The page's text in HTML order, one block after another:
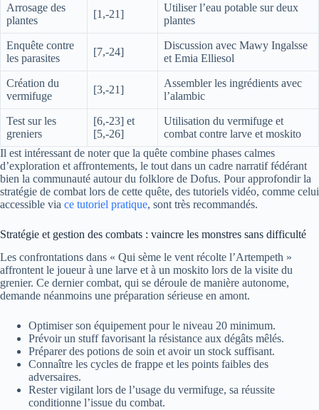
Arrosage des
plantes
[1,-21]
Utiliser l’eau potable sur deux
plantes
Enquête contre
les parasites
[7,-24]
Discussion avec Mawy Ingalsse
et Emia Elliesol
Création du
vermifuge
[3,-21]
Assembler les ingrédients avec
l’alambic
Test sur les
greniers
[6,-23] et
[5,-26]
Utilisation du vermifuge et
combat contre larve et moskito
Il est intéressant de noter que la quête combine phases calmes
d’exploration et affrontements, le tout dans un cadre narratif fédérant
bien la communauté autour du folklore de Dofus. Pour approfondir la
stratégie de combat lors de cette quête, des tutoriels vidéo, comme celui
accessible via ce tutoriel pratique, sont très recommandés.
Stratégie et gestion des combats : vaincre les monstres sans difficulté
Les confrontations dans « Qui sème le vent récolte l’Artempeth »
affrontent le joueur à une larve et à un moskito lors de la visite du
grenier. Ce dernier combat, qui se déroule de manière autonome,
demande néanmoins une préparation sérieuse en amont.
Optimiser son équipement pour le niveau 20 minimum.
Prévoir un stuff favorisant la résistance aux dégâts mêlés.
Préparer des potions de soin et avoir un stock suffisant.
Connaître les cycles de frappe et les points faibles des
adversaires.
Rester vigilant lors de l’usage du vermifuge, sa réussite
conditionne l’issue du combat.